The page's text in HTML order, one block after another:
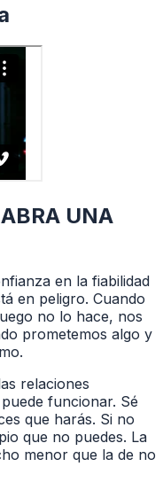
UNA
en la fiabilidad
en peligro. Cuando
no lo hace, nos
prometemos algo y
relaciones
funcionar. Sé
que harás. Si no
que no puedes. La
menor que la de no